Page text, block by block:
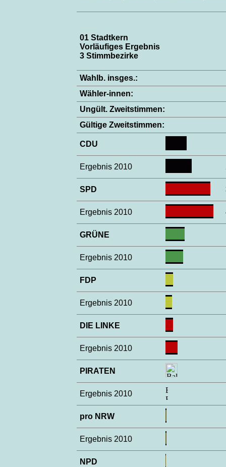
01 Stadtkern
Vorläufiges Ergebnis
3 Stimmbezirke
Wahlb. insges.:
Wähler-innen:
Ungült. Zweitstimmen:
Gültige Zweitstimmen:
CDU
Ergebnis 2010
SPD
Ergebnis 2010
GRÜNE
Ergebnis 2010
FDP
Ergebnis 2010
DIE LINKE
Ergebnis 2010
PIRATEN
Ergebnis 2010
pro NRW
Ergebnis 2010
NPD